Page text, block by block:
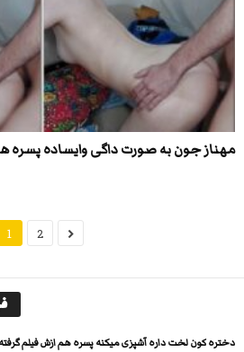
مهناز جون به صورت داگی وایساده پسره
1 2
دختره کون لخت داره آشپزی میکنه پسره هم ازش فیلم گرفته